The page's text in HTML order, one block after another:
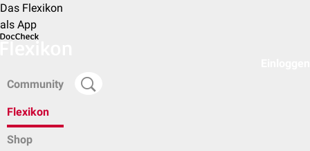
Das Flexikon
als App
Community
Flexikon
Shop